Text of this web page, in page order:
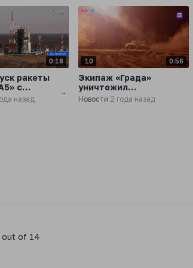
0:18
ракеты
с
Восточный
назад
10 0:56
Экипаж «Града»
уничтожил
обстреливавшую
Белгород РСЗО Vampire
Новости 2 года назад
out of 14